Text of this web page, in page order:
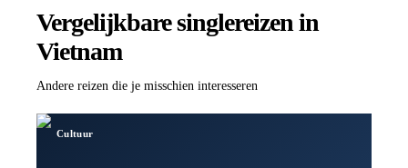
Vergelijkbare singlereizen in
Vietnam
Andere reizen die je misschien interesseren
Cultuur